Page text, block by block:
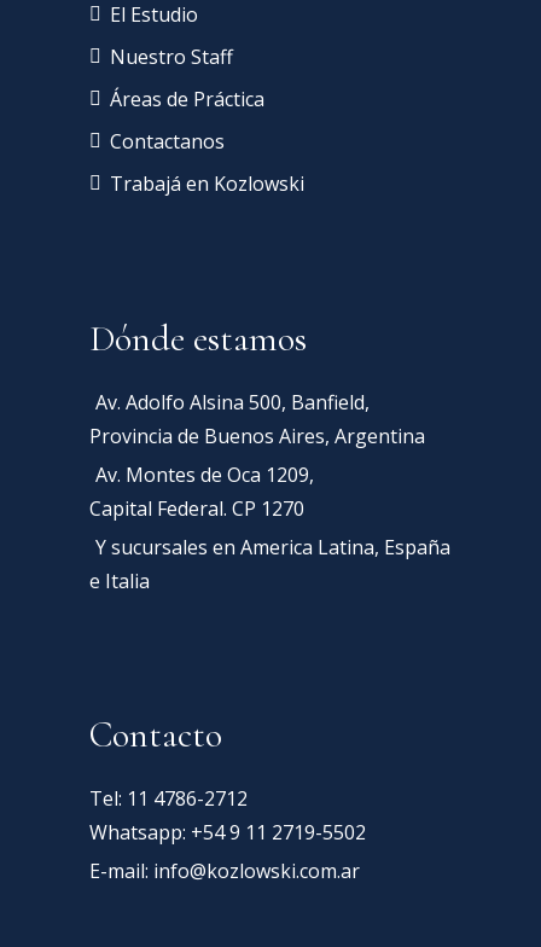
El Estudio
Nuestro Staff
Áreas de Práctica
Contactanos
Trabajá en Kozlowski
Dónde estamos
Av. Adolfo Alsina 500, Banfield,
Provincia de Buenos Aires, Argentina
Av. Montes de Oca 1209,
Capital Federal. CP 1270
Y sucursales en America Latina, España
e Italia
Contacto
Tel: 11 4786-2712
Whatsapp: +54 9 11 2719-5502
E-mail: info@kozlowski.com.ar